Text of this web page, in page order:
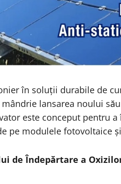
în soluții durabile de
lansarea noului său
este conceput pentru
pe modulele fotovoltaice
de Îndepărtare a